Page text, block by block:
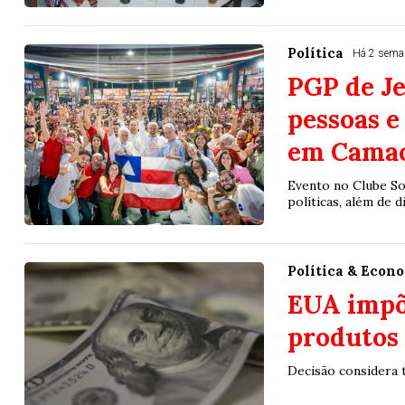
Política Há 2
PGP de
pessoas
em
Evento no Clube
políticas, além de
Política &
EUA
Decisão considera